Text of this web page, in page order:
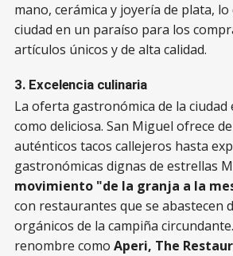
mano, cerámica y joyería de plata,
ciudad en un paraíso para los
artículos únicos y de alta calidad.
3. Excelencia culinaria
La oferta gastronómica de la ciudad
como deliciosa. San Miguel ofrece
auténticos tacos callejeros hasta
gastronómicas dignas de estrellas
movimiento "de la granja a la
con restaurantes que se abastecen
orgánicos de la campiña
renombre como Aperi, The